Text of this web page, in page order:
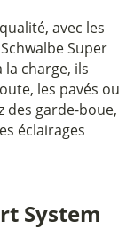
avec les
Super
la charge, ils
les pavés ou
des garde-boue,
éclairages
System